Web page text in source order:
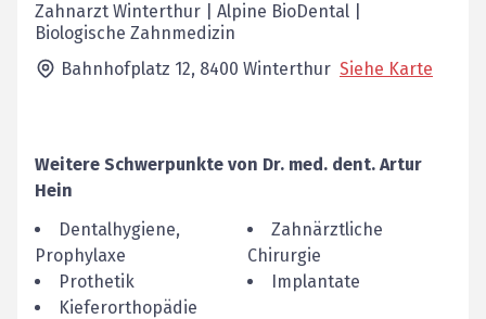
Zahnarzt Winterthur | Alpine BioDental |
Biologische Zahnmedizin
Bahnhofplatz 12, 8400 Winterthur Siehe Karte
Weitere Schwerpunkte von Dr. med. dent. Artur
Hein
Dentalhygiene,
Prophylaxe
Zahnärztliche
Chirurgie
Prothetik
Implantate
Kieferorthopädie